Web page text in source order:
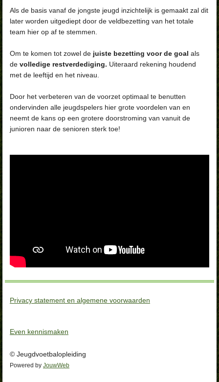
Als de basis vanaf de jongste jeugd inzichtelijk is gemaakt zal dit
later worden uitgediept door de veldbezetting van het totale
team hier op af te stemmen.
Om te komen tot zowel de juiste bezetting voor de goal als
de volledige restverdediging. Uiteraard rekening houdend
met de leeftijd en het niveau.
Door het verbeteren van de voorzet optimaal te benutten
ondervinden alle jeugdspelers hier grote voordelen van en
neemt de kans op een grotere doorstroming van vanuit de
junioren naar de senioren sterk toe!
Privacy statement en algemene voorwaarden
Even kennismaken
© Jeugdvoetbalopleiding
Powered by JouwWeb